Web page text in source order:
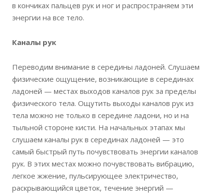
в кончиках пальцев рук и ног и распространяем эти
энергии на все тело.
Каналы рук
Переводим внимание в середины ладоней. Слушаем
физические ощущение, возникающие в серединах
ладоней — местах выходов каналов рук за пределы
физического тела. Ощутить выходы каналов рук из
тела можно не только в середине ладони, но и на
тыльной стороне кисти. На начальных этапах мы
слушаем каналы рук в серединах ладоней — это
самый быстрый путь почувствовать энергии каналов
рук. В этих местах можно почувствовать вибрацию,
легкое жжение, пульсирующее электричество,
раскрывающийся цветок, течение энергий —